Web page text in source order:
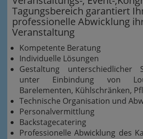
Tagungsbereich garantiert
professionelle Abwicklung
Veranstaltung
Kompetente Beratung
Individuelle Lösungen
Gestaltung unterschiedlicher
unter Einbindung von
Barelementen, Kühlschränken,
Technische Organisation und
Personalvermittlung
Backstagecatering
Professionelle Abwicklung des